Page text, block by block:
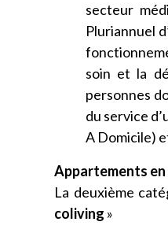
secteur
Pluriannuel
soin et la
personnes
du service
A Domicile)
Appartements
La deuxième
coliving »